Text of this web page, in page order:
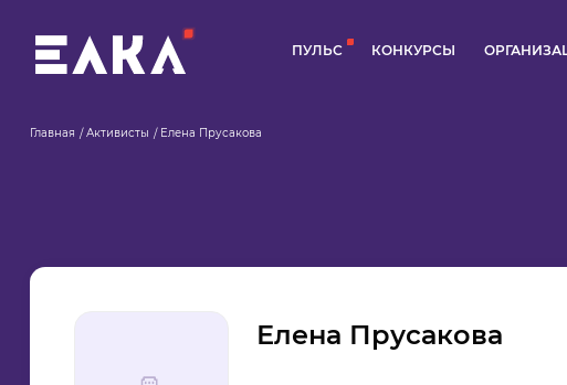
ПУЛЬС КОНКУРСЫ
Главная Активисты Елена Прусакова
Елена Прусакова